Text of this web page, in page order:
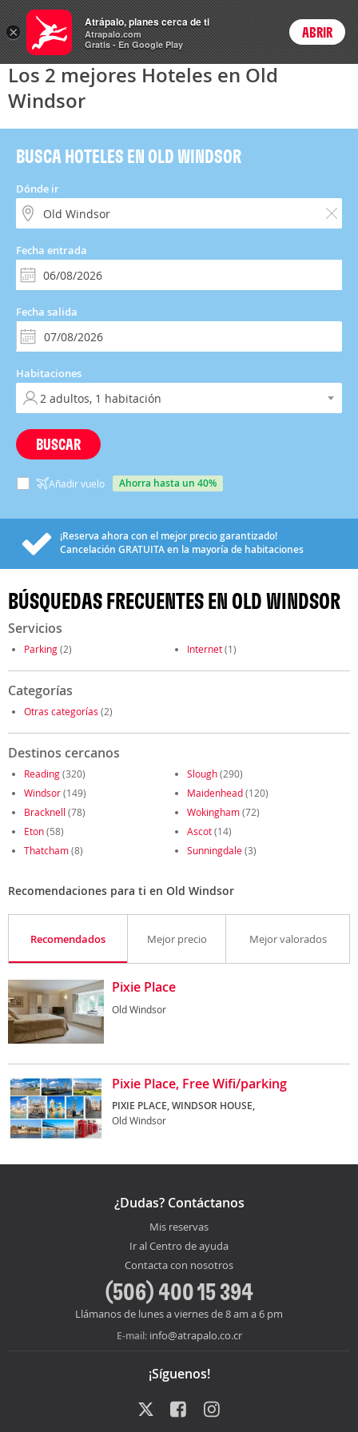
Hoteles Login
Los 2 mejores Hoteles en Old
Windsor
BUSCA HOTELES EN OLD WINDSOR
Dónde ir
Fecha entrada
Fecha salida
Habitaciones
BUSCAR
Añadir vuelo ahorra hasta un 40%
¡Reserva ahora con el mejor precio garantizado!
Cancelación GRATUITAen la mayoría de habitaciones
BÚSQUEDAS FRECUENTES EN OLD WINDSOR
Servicios
Parking(2) Internet(1)
Categorías
Otras categorías (2)
Destinos cercanos
Reading(320) Slough(290)
Windsor(149) Maidenhead(120)
Bracknell (78) Wokingham(72)
Eton(58) Ascot(14)
Thatcham(8) Sunningdale(3)
Recomendaciones para ti en Old Windsor
Recomendados Mejor precio Mejor valorados
Pixie Place
Old Windsor
Pixie Place, Free Wifi/parking
PIXIE PLACE, WINDSOR HOUSE,
Old Windsor
¿Dudas? Contáctanos
Mis reservas
Ir al Centro de ayuda
Contacta con nosotros
(506) 400 15 394
Llámanos de lunes a viernes de 8 am a 6 pm
E-mail: info@atrapalo.co.cr
¡Síguenos!
×
Atrápalo, planes cerca de ti
Atrapalo.com
Gratis - En Google Play
ABRIR